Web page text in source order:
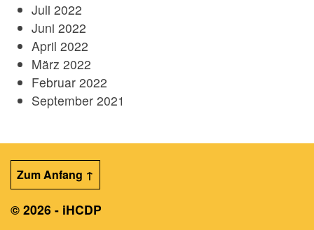
Juli 2022
Juni 2022
April 2022
März 2022
Februar 2022
September 2021
Zum Anfang ↑
© 2026 - iHCDP